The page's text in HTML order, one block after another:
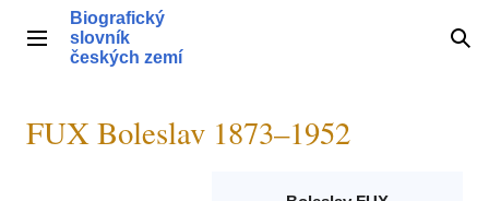
obsahHlavní menu
Biografický
slovník
českých zemí
FUX Boleslav 1873–1952